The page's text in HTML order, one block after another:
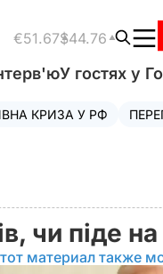
€51.67$44.76
У гостях у
КРИЗА У РФ
чи піде
материал также